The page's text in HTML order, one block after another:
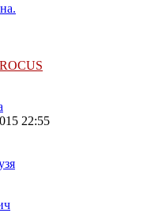
22:55